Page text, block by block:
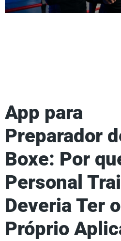
App para
Preparador
Boxe: Por
Personal
Deveria Ter o
Próprio